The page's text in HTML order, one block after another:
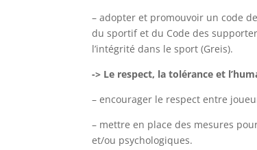
– adopter et promouvoir un code
du sportif et du Code des
l’intégrité dans le sport (Greis).
-> Le respect, la tolérance et
– encourager le respect entre
– mettre en place des mesures
et/ou psychologiques.